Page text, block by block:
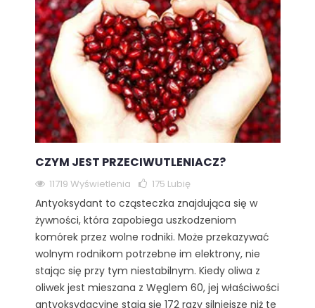
CZYM JEST PRZECIWUTLENIACZ?
11719 Wyświetlenia 175 Lubię
Antyoksydant to cząsteczka znajdująca się w
żywności, która zapobiega uszkodzeniom
komórek przez wolne rodniki. Może przekazywać
wolnym rodnikom potrzebne im elektrony, nie
stając się przy tym niestabilnym. Kiedy oliwa z
oliwek jest mieszana z Węglem 60, jej właściwości
antyoksydacyjne stają się 172 razy silniejsze niż te